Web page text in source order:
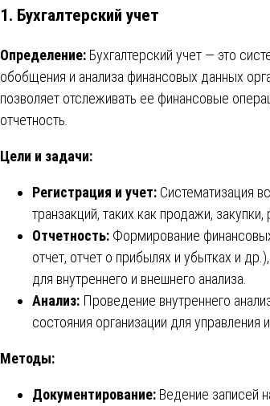
1. Бухгалтерский учет
Определение: Бухгалтерский учет — это
обобщения и анализа финансовых данных
позволяет отслеживать ее финансовые
отчетность.
Цели и задачи:
Регистрация и учет: Систематизация
транзакций, таких как продажи,
Отчетность: Формирование
отчет, отчет о прибылях и убытках и
для внутреннего и внешнего анализа.
Анализ: Проведение внутреннего
состояния организации для управления
Методы:
Документирование: Ведение записей